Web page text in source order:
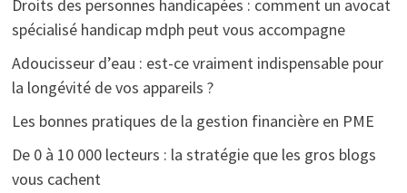
Droits des personnes handicapées : comment un avocat
spécialisé handicap mdph peut vous accompagne
Adoucisseur d’eau : est-ce vraiment indispensable pour
la longévité de vos appareils ?
Les bonnes pratiques de la gestion financière en PME
De 0 à 10 000 lecteurs : la stratégie que les gros blogs
vous cachent